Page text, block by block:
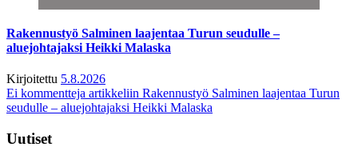
Rakennustyö Salminen laajentaa Turun seudulle –
aluejohtajaksi Heikki Malaska
Kirjoitettu 5.8.2026
Ei kommentteja artikkeliin Rakennustyö Salminen laajentaa Turun
seudulle – aluejohtajaksi Heikki Malaska
Uutiset